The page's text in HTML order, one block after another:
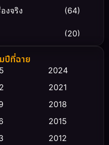
งจริง (64)
(20)
(23)
(475)
ปีที่ฉาย
2024
2021
2018
2015
2012